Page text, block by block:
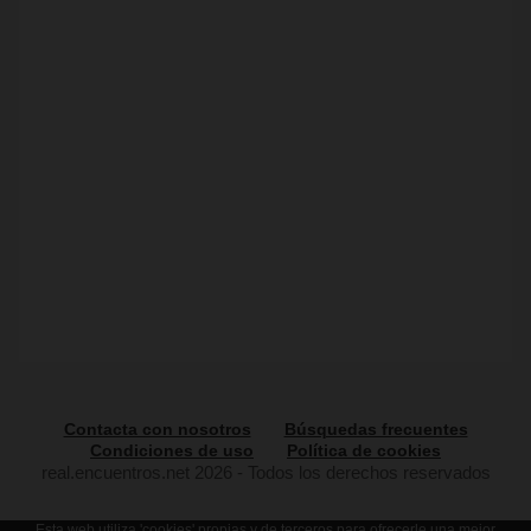
Contacta con nosotros
Búsquedas frecuentes
Condiciones de uso
Política de cookies